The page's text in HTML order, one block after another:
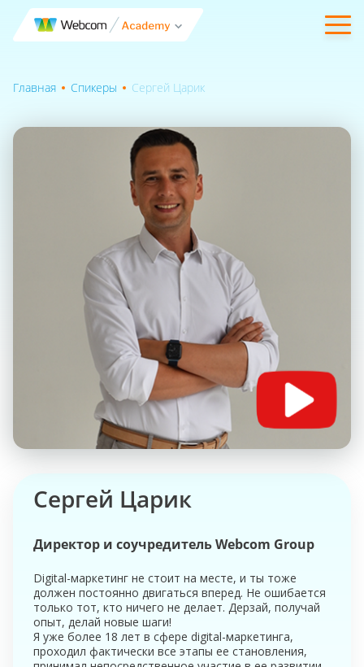
Главная Спикеры Сергей Царик
Сергей Царик
Директор и соучредитель Webcom Group
Digital-маркетинг не стоит на месте, и ты тоже
должен постоянно двигаться вперед. Не ошибается
только тот, кто ничего не делает. Дерзай, получай
опыт, делай новые шаги!
Я уже более 18 лет в сфере digital-маркетинга,
проходил фактически все этапы ее становления,